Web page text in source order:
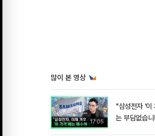
많이 본 영상
17:05
"삼성전자 '이
는 부담없습